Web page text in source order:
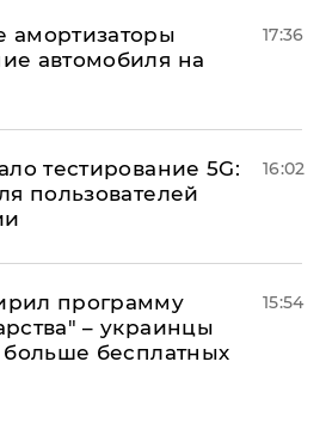
амортизаторы
автомобиля на
17:36
тестирование 5G:
пользователей
16:02
программу
– украинцы
больше бесплатных
15:54